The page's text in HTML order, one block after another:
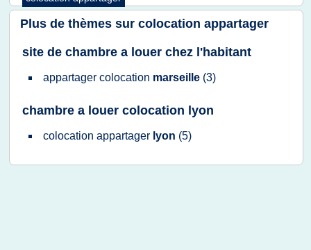
Plus de thèmes sur colocation appartager
site de chambre a louer chez l'habitant
appartager colocation marseille (3)
chambre a louer colocation lyon
colocation appartager lyon (5)